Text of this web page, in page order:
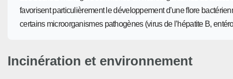
favorisent particulièrement le développement d’une flore
certains microorganismes pathogènes (virus de l’hépatite B,
Incinération et environnement